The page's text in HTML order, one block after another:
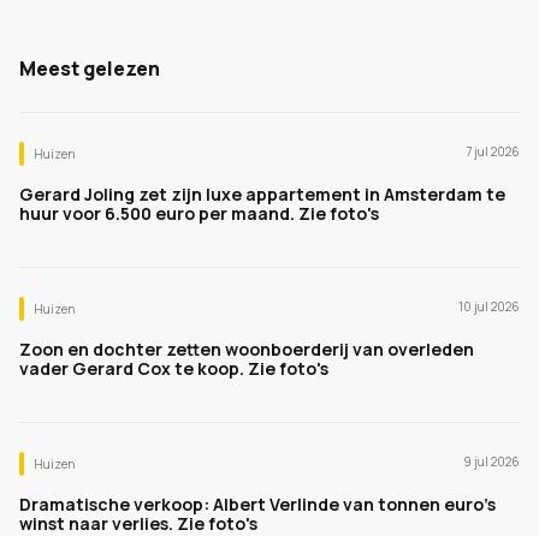
Meest gelezen
Huizen 7 jul 2026
Gerard Joling zet zijn luxe appartement in Amsterdam te
huur voor 6.500 euro per maand. Zie foto's
Huizen 10 jul 2026
Zoon en dochter zetten woonboerderij van overleden
vader Gerard Cox te koop. Zie foto's
Huizen 9 jul 2026
Dramatische verkoop: Albert Verlinde van tonnen euro's
winst naar verlies. Zie foto's